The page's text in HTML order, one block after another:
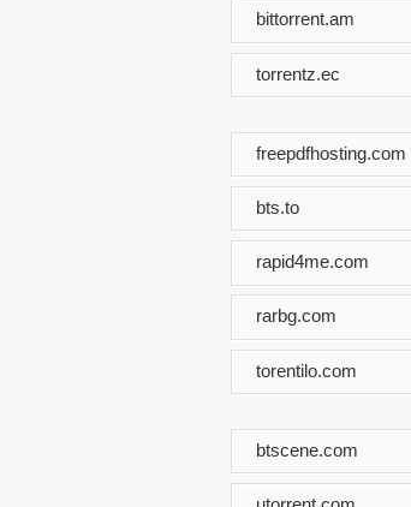
bittorrent.am
torrentz.ec
freepdfhosting.com
bts.to
rapid4me.com
rarbg.com
torentilo.com
btscene.com